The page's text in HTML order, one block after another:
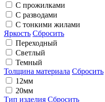
С прожилками
С разводами
С тонкими жилами
Яркость Сбросить
Переходный
Светлый
Темный
Толщина материала Сбросить
12мм
20мм
Тип изделия Сбросить